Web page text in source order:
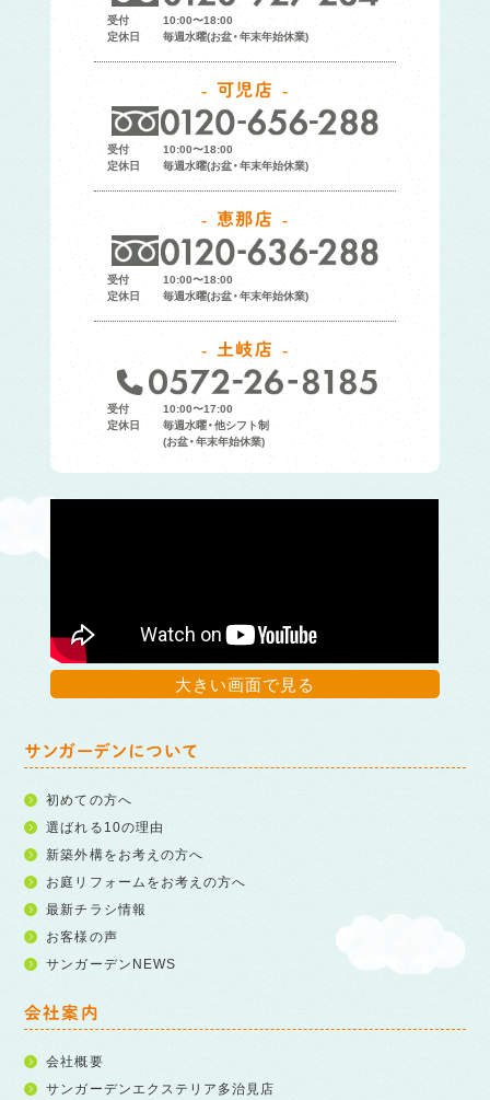
受付
10:00〜18:00
定休日
毎週水曜(お盆・年末年始休業)
可児店
受付
10:00〜18:00
定休日
毎週水曜(お盆・年末年始休業)
恵那店
受付
10:00〜18:00
定休日
毎週水曜(お盆・年末年始休業)
土岐店
受付
10:00〜17:00
定休日
毎週水曜・他シフト制
(お盆・年末年始休業)
大きい画面で見る
サンガーデンについて
初めての方へ
選ばれる10の理由
新築外構をお考えの方へ
お庭リフォームをお考えの方へ
最新チラシ情報
お客様の声
サンガーデンNEWS
会社案内
会社概要
サンガーデンエクステリア多治見店